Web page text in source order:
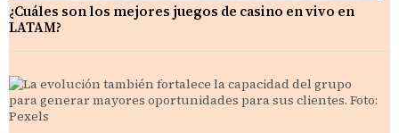
¿Cuáles son los mejores juegos de casino en vivo en
LATAM?